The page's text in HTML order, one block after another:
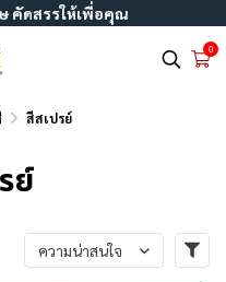
คัดสรรให้เพื่อคุณ
0
สีสเปรย์
ย์
ความน่าสนใจ